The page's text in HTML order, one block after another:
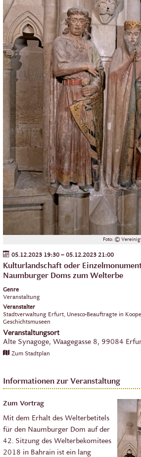
Foto: ©
05.12.2023 19:30 – 05.12.2023 21:00
Kulturlandschaft oder
Naumburger Doms zum Welterbe
Genre
Veranstaltung
Veranstalter
Stadtverwaltung Erfurt, Unesco-Beauftragte in
Geschichtsmuseen
Veranstaltungsort
Alte Synagoge, Waagegasse 8, 99084
Zum Stadtplan
Informationen zur Veranstaltung
Zum Vortrag
Mit dem Erhalt des Welterbetitels
für den Naumburger Dom auf der
42. Sitzung des Welterbekomitees
2018 in Bahrain ist ein lang